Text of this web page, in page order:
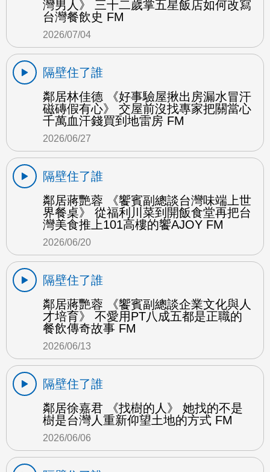
灣男人》 三十二歲掌五星飯店如何改寫
台灣餐飲史 FM
2026/07/04
隔壁住了誰
鄰居林佳德 《好事驗屋揪出房漏水冒汗
磁磚假有心》 交屋前沒找專家把關當心
千萬血汗錢買到地雷房 FM
2026/06/27
隔壁住了誰
鄰居蔣艷蓉 《饗賓副總談台灣味端上世
界餐桌》 從福利川菜到開飯食堂再把台
灣美食推上101高樓的饗AJOY FM
2026/06/20
隔壁住了誰
鄰居蔣艷蓉 《饗賓副總談企業文化與人
才培育》 不愛用PT八成五都是正職的
餐飲傳奇故事 FM
2026/06/13
隔壁住了誰
鄰居徐嘉君 《找樹的人》 她找的不是
樹是台灣人重新仰望土地的方式 FM
2026/06/06